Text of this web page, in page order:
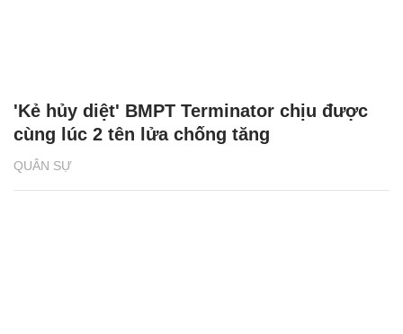
QUÂN SỰ
'Kẻ hủy diệt' BMPT Terminator chịu được
cùng lúc 2 tên lửa chống tăng